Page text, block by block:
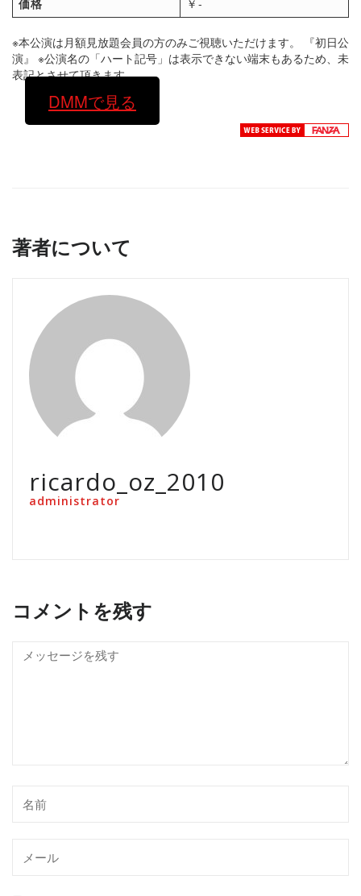
価格
￥-
※本公演は月額見放題会員の方のみご視聴いただけます。 『初日公
演』 ※公演名の「ハート記号」は表示できない端末もあるため、未
表記とさせて頂きます。
DMMで見る
著者について
ricardo_oz_2010
administrator
コメントを残す